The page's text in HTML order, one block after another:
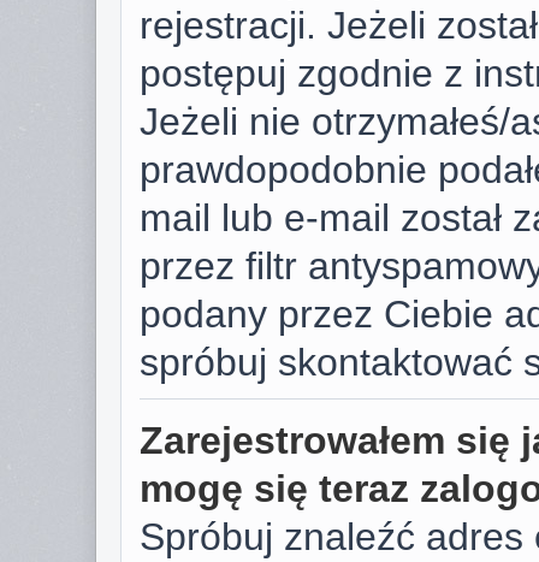
rejestracji. Jeżeli
postępuj zgodnie z
Jeżeli nie otrzymałeś/
prawdopodobnie
mail lub e-mail został
przez filtr
podany przez Ciebie
spróbuj skontaktować
Zarejestrowałem się
mogę się teraz
Spróbuj znaleźć adres